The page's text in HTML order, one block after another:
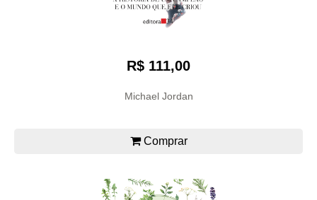
R$ 111,00
Michael Jordan
Comprar